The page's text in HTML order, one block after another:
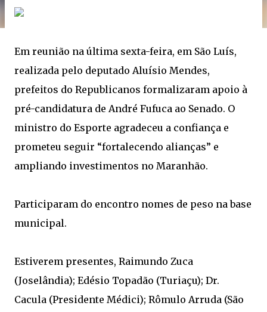
Em reunião na última sexta-feira, em São Luís,
realizada pelo deputado Aluísio Mendes,
prefeitos do Republicanos formalizaram apoio à
pré-candidatura de André Fufuca ao Senado. O
ministro do Esporte agradeceu a confiança e
prometeu seguir “fortalecendo alianças” e
ampliando investimentos no Maranhão.
Participaram do encontro nomes de peso na base
municipal.
Estiverem presentes, Raimundo Zuca
(Joselândia); Edésio Topadão (Turiaçu); Dr.
Cacula (Presidente Médici); Rômulo Arruda (São